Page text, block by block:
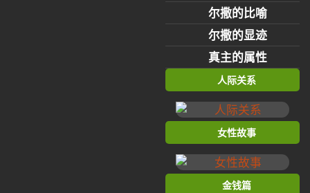
尔撒的比喻
尔撒的显迹
真主的属性
人际关系
女性故事
金钱篇